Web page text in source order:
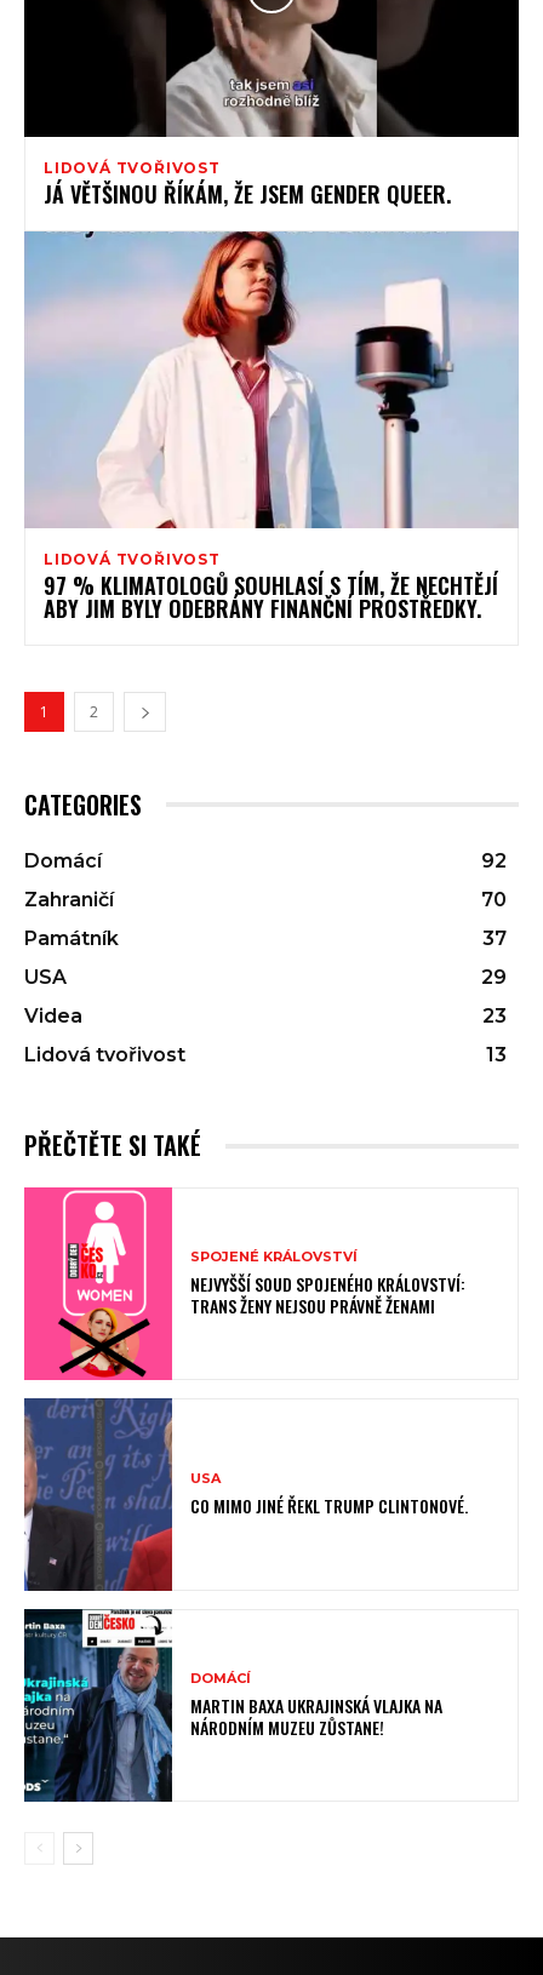
LIDOVÁ TVOŘIVOST
JÁ VĚTŠINOU ŘÍKÁM, ŽE JSEM GENDER QUEER.
LIDOVÁ TVOŘIVOST
97 % KLIMATOLOGŮ SOUHLASÍ S TÍM, ŽE NECHTĚJÍ
ABY JIM BYLY ODEBRÁNY FINANČNÍ PROSTŘEDKY.
1 2
CATEGORIES
Domácí
92
Zahraničí
70
Památník
37
USA
29
Videa
23
Lidová tvořivost
13
PŘEČTĚTE SI TAKÉ
SPOJENÉ KRÁLOVSTVÍ
NEJVYŠŠÍ SOUD SPOJENÉHO KRÁLOVSTVÍ:
TRANS ŽENY NEJSOU PRÁVNĚ ŽENAMI
USA
CO MIMO JINÉ ŘEKL TRUMP CLINTONOVÉ.
DOMÁCÍ
MARTIN BAXA UKRAJINSKÁ VLAJKA NA
NÁRODNÍM MUZEU ZŮSTANE!